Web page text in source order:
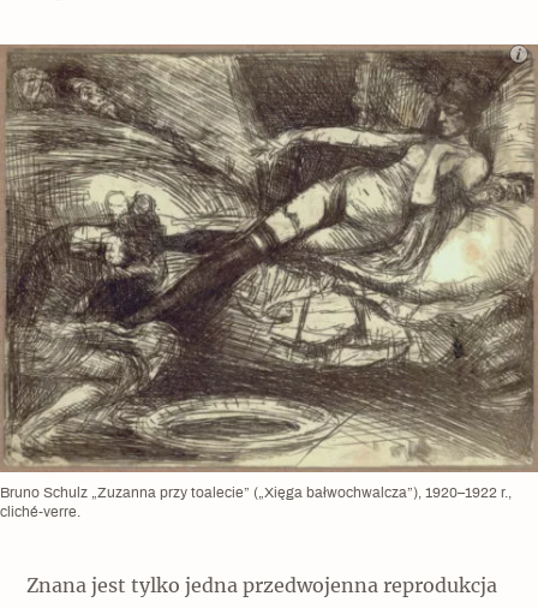
Bruno Schulz „Zuzanna przy toalecie” („Xięga bałwochwalcza”), 1920–1922 r.,
cliché-verre.
Znana jest tylko jedna przedwojenna reprodukcja